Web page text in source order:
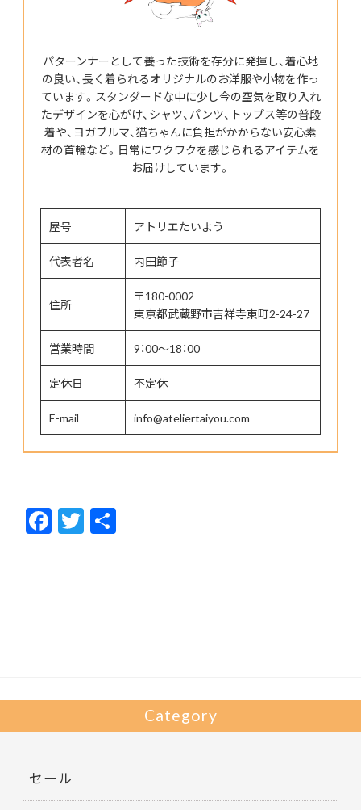
パターンナーとして養った技術を存分に発揮し、着心地
の良い、長く着られるオリジナルのお洋服や小物を作っ
ています。スタンダードな中に少し今の空気を取り入れ
たデザインを心がけ、シャツ、パンツ、トップス等の普段
着や、ヨガブルマ、猫ちゃんに負担がかからない安心素
材の首輪など。日常にワクワクを感じられるアイテムを
お届けしています。
屋号 アトリエたいよう
代表者名 内田節子
住所
〒180-0002
東京都武蔵野市吉祥寺東町2-24-27
営業時間 9：00～18：00
定休日 不定休
E-mail info@ateliertaiyou.com
F
ac
T
w
Category
セール